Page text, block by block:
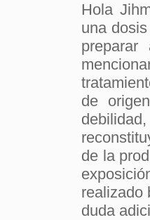
Hola
una
de
de la
realizado
duda